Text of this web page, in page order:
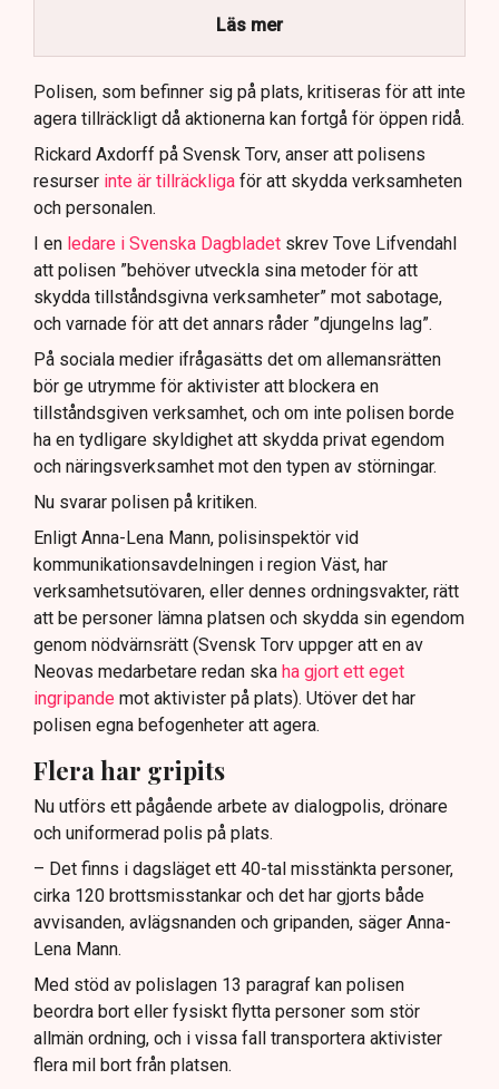
brottsmisstankar kopplade.
Polisen använder drönare och uniformerad polis
för att dokumentera bevis.
Samtidigt är polisarbetet komplext när det gäller
att navigera juridiska rättigheter och gränser.
Läs mer
Polisen, som befinner sig på plats, kritiseras för att inte
agera tillräckligt då aktionerna kan fortgå för öppen ridå.
Rickard Axdorff på Svensk Torv, anser att polisens
resurser inte är tillräckliga för att skydda verksamheten
och personalen.
I en ledare i Svenska Dagbladet skrev Tove Lifvendahl
att polisen ”behöver utveckla sina metoder för att
skydda tillståndsgivna verksamheter” mot sabotage,
och varnade för att det annars råder ”djungelns lag”.
På sociala medier ifrågasätts det om allemansrätten
bör ge utrymme för aktivister att blockera en
tillståndsgiven verksamhet, och om inte polisen borde
ha en tydligare skyldighet att skydda privat egendom
och näringsverksamhet mot den typen av störningar.
Nu svarar polisen på kritiken.
Enligt Anna-Lena Mann, polisinspektör vid
kommunikationsavdelningen i region Väst, har
verksamhetsutövaren, eller dennes ordningsvakter, rätt
att be personer lämna platsen och skydda sin egendom
genom nödvärnsrätt (Svensk Torv uppger att en av
Neovas medarbetare redan ska ha gjort ett eget
ingripande mot aktivister på plats). Utöver det har
polisen egna befogenheter att agera.
Flera har gripits
Nu utförs ett pågående arbete av dialogpolis, drönare
och uniformerad polis på plats.
– Det finns i dagsläget ett 40-tal misstänkta personer,
cirka 120 brottsmisstankar och det har gjorts både
avvisanden, avlägsnanden och gripanden, säger Anna-
Lena Mann.
Med stöd av polislagen 13 paragraf kan polisen
beordra bort eller fysiskt flytta personer som stör
allmän ordning, och i vissa fall transportera aktivister
flera mil bort från platsen.